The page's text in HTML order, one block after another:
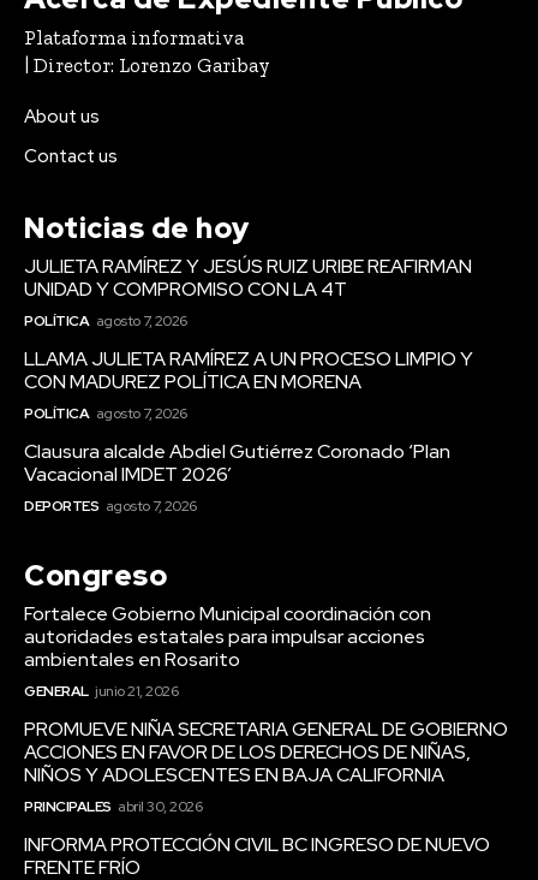
Plataforma informativa
| Director: Lorenzo Garibay
About us
Contact us
Noticias de hoy
JULIETA RAMÍREZ Y JESÚS RUIZ URIBE REAFIRMAN
UNIDAD Y COMPROMISO CON LA 4T
POLÍTICA agosto 7, 2026
LLAMA JULIETA RAMÍREZ A UN PROCESO LIMPIO Y
CON MADUREZ POLÍTICA EN MORENA
POLÍTICA agosto 7, 2026
Clausura alcalde Abdiel Gutiérrez Coronado ‘Plan
Vacacional IMDET 2026’
DEPORTES agosto 7, 2026
Congreso
Fortalece Gobierno Municipal coordinación con
autoridades estatales para impulsar acciones
ambientales en Rosarito
GENERAL junio 21, 2026
PROMUEVE NIÑA SECRETARIA GENERAL DE GOBIERNO
ACCIONES EN FAVOR DE LOS DERECHOS DE NIÑAS,
NIÑOS Y ADOLESCENTES EN BAJA CALIFORNIA
PRINCIPALES abril 30, 2026
INFORMA PROTECCIÓN CIVIL BC INGRESO DE NUEVO
FRENTE FRÍO